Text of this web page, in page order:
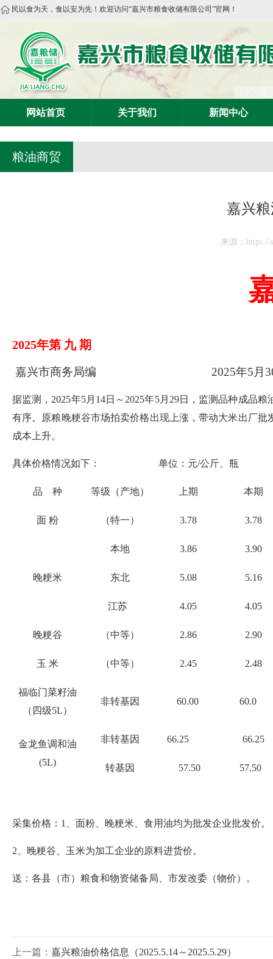
民以食为天，食以安为先！欢迎访问“嘉兴市粮食收储有限公司”官网！
网站首页 关于我们 新闻中心
粮油商贸
嘉兴粮
来源：https://
2025年第 九期
嘉兴市商务局编 2025年5 月
据监测， 2025年5月 14日～ 2025年5月 29日 ， 监测品种 成品粮
有序。原粮晚粳谷市场拍卖价格出现上涨，带动大米出厂
成本上升。
具体价格情况如下： 单位：元/公斤、瓶
品 种 等级（产地） 上期 本期
面 粉 （特一） 3.78 3.78
晚粳米
本地 3.86 3.90
东北 5.08 5.16
江苏 4.05 4.05
晚粳谷 （中等） 2.86 2.90
玉 米 （中等） 2.45 2.48
福临门菜籽油
（四级5L）
非转基因 60.00 60.0
金龙鱼调和油
(5L)
非转基因 66.25 66.25
转基因 57.50 57.50
采集价格：1、面粉、晚粳米、食用油均为批发企业批发价。
2、晚粳谷、玉米为加工企业的原料进货价。
送：各县（市）粮食和物资储备局、市发改委（物价） 。
上一篇： 嘉兴粮油价格信息（2025.5.14～2025.5.29）